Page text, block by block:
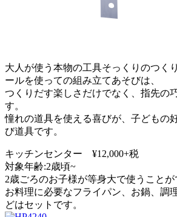
大人が使う本物の工具そっくりのつく
ールを使っての組み立てあそびは、
つくりだす楽しさだけでなく、指先の
す。
憧れの道具を使える喜びが、子どもの
び道具です。
キッチンセンター ¥12,000+税
対象年齢:2歳頃~
2歳ごろのお子様が等身大で使うことが
お料理に必要なフライパン、お鍋、調
どはセットです。